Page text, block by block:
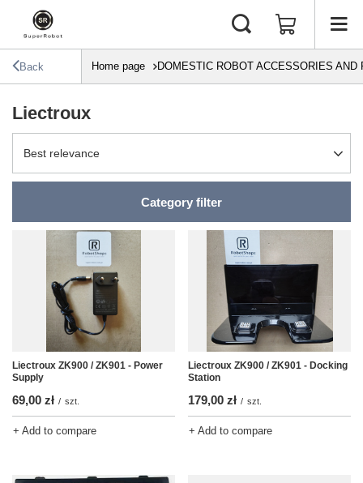
Back Home page DOMESTIC ROBOT ACCESSORIES AND
Liectroux
Change sorting
Best relevance
Category filter
Liectroux ZK900 / ZK901 - Power
Supply
69,00 zł / szt.
+ Add to compare
Liectroux ZK900 / ZK901 - Docking
Station
179,00 zł / szt.
+ Add to compare